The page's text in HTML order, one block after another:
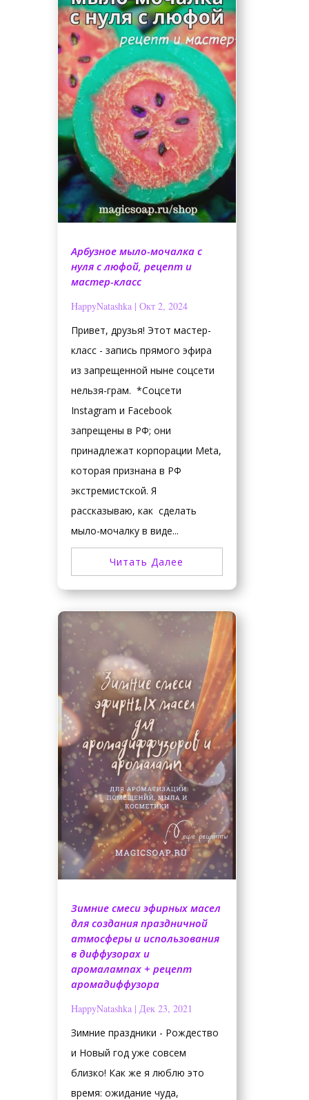
Арбузное мыло-мочалка с
нуля с люфой, рецепт и
мастер-класс
HappyNatashka| Окт 2, 2024
Привет, друзья! Этот мастер-
класс - запись прямого эфира
из запрещенной ныне соцсети
нельзя-грам. *Соцсети
Instagram и Facebook
запрещены в РФ; они
принадлежат корпорации Meta,
которая признана в РФ
экстремистской. Я
рассказываю, как сделать
мыло-мочалку в виде...
Читать Далее
Зимние смеси эфирных масел
для создания праздничной
атмосферы и использования
в диффузорах и
аромалампах + рецепт
аромадиффузора
HappyNatashka| Дек 23, 2021
Зимние праздники - Рождество
и Новый год уже совсем
близко! Как же я люблю это
время: ожидание чуда,